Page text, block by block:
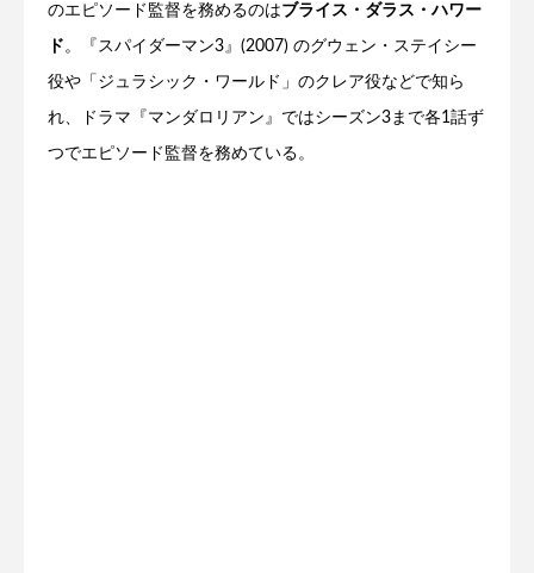
のエピソード監督を務めるのはブライス・ダラス・ハワー
ド 。『スパイダーマン3』(2007) のグウェン・ステイシー
役や「ジュラシック・ワールド」のクレア役などで知ら
れ、ドラマ『マンダロリアン』ではシーズン3まで各1話ず
つでエピソード監督を務めている。